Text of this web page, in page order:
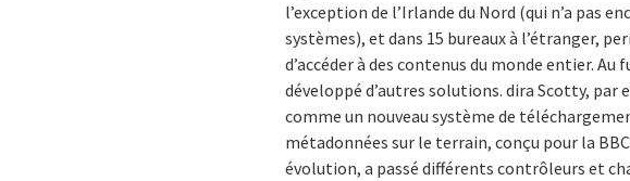
l’exception de l’Irlande du Nord (qui n’a pas
systèmes), et dans 15 bureaux à l’étranger,
d’accéder à des contenus du monde entier. Au
développé d’autres solutions. dira Scotty, par
comme un nouveau système de
métadonnées sur le terrain, conçu pour la
évolution, a passé différents contrôleurs et